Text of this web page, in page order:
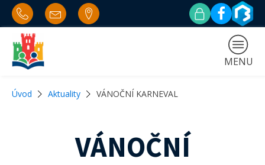
MENU
Úvod Aktuality VÁNOČNÍ KARNEVAL
VÁNOČNÍ